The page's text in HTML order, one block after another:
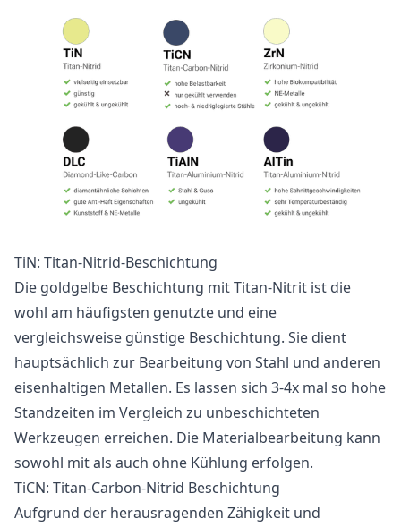
TiN: Titan-Nitrid-Beschichtung
Die goldgelbe Beschichtung mit Titan-Nitrit ist die
wohl am häufigsten genutzte und eine
vergleichsweise günstige Beschichtung. Sie dient
hauptsächlich zur Bearbeitung von Stahl und anderen
eisenhaltigen Metallen. Es lassen sich 3-4x mal so hohe
Standzeiten im Vergleich zu unbeschichteten
Werkzeugen erreichen. Die Materialbearbeitung kann
sowohl mit als auch ohne Kühlung erfolgen.
TiCN: Titan-Carbon-Nitrid Beschichtung
Aufgrund der herausragenden Zähigkeit und